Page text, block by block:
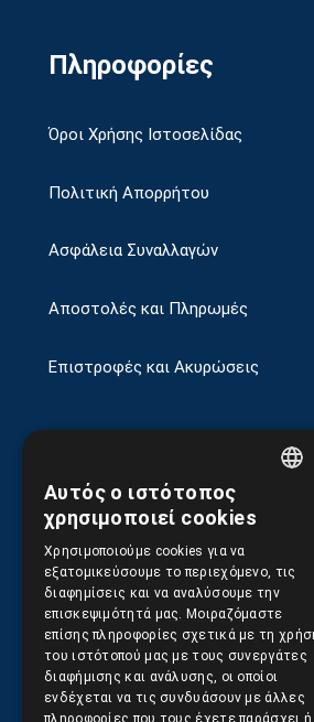
Πληροφορίες
Όροι Χρήσης Ιστοσελίδας
Πολιτική Απορρήτου
Ασφάλεια Συναλλαγών
Αποστολές και Πληρωμές
Επιστροφές και Ακυρώσεις
Γεωργίου Κρέμου 13-17,
Αθήνα, Ελλάδα
210.9566.401(11.30-17.00)
210.9566.402
Αυτός ο ιστότοπος
χρησιμοποιεί cookies
Χρησιμοποιούμε cookies για να
εξατομικεύσουμε το περιεχόμενο, τις
διαφημίσεις και να αναλύσουμε την
επισκεψιμότητά μας. Μοιραζόμαστε
επίσης πληροφορίες σχετικά με τη
του ιστότοπού μας με τους συνεργάτες
διαφήμισης και ανάλυσης, οι οποίοι
ενδέχεται να τις συνδυάσουν με άλλες
πληροφορίες που τους έχετε παράσχει ή